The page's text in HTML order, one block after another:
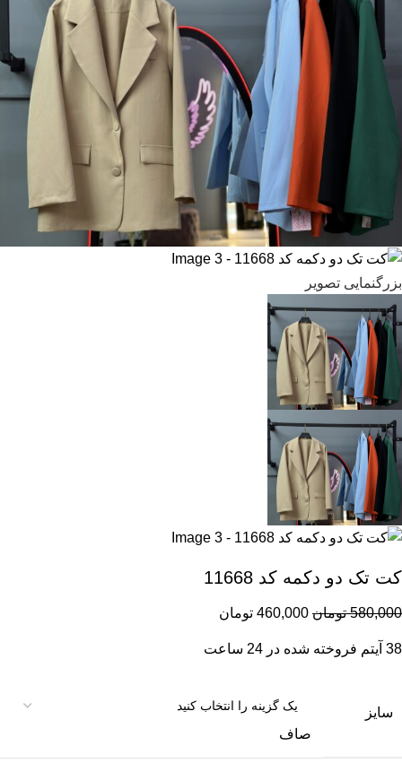
بزرگنمایی تصویر
کت تک دو دکمه کد 11668
580,000 تومان 460,000 تومان
38 آیتم فروخته شده در 24 ساعت
سایز
صاف